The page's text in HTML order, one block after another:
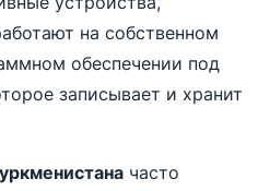
на собственном
обеспечении под
записывает и хранит
часто